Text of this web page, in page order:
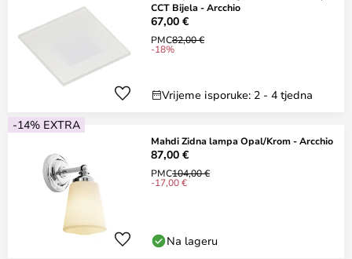
CCT Bijela - Arcchio
67,00 €
PMC82,00 €
-18%
Vrijeme isporuke: 2 - 4 tjedna
-14% EXTRA
Mahdi Zidna lampa Opal/Krom - Arcchio
87,00 €
PMC104,00 €
-17,00 €
Na lageru